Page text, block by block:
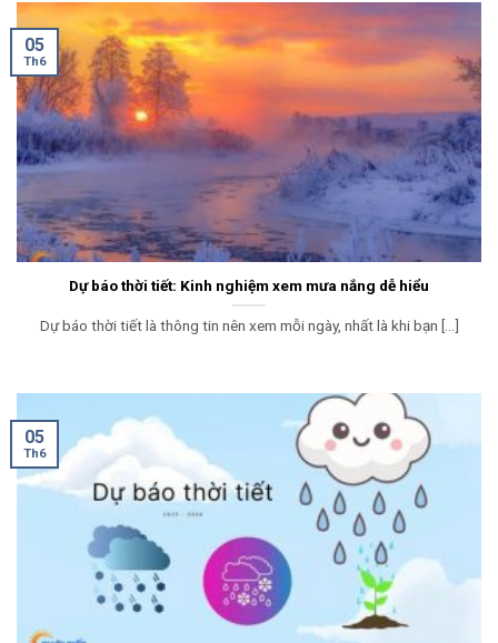
Dự báo thời tiết: Kinh nghiệm xem mưa nắng dễ hiểu
Dự báo thời tiết là thông tin nên xem mỗi ngày, nhất là khi bạn [...]
05
Th6
05
Th6